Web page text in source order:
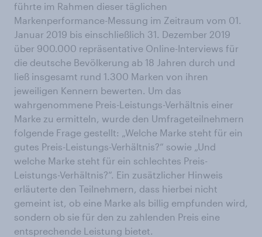
führte im Rahmen dieser täglichen
Markenperformance-Messung im Zeitraum vom 01.
Januar 2019 bis einschließlich 31. Dezember 2019
über 900.000 repräsentative Online-Interviews für
die deutsche Bevölkerung ab 18 Jahren durch und
ließ insgesamt rund 1.300 Marken von ihren
jeweiligen Kennern bewerten. Um das
wahrgenommene Preis-Leistungs-Verhältnis einer
Marke zu ermitteln, wurde den Umfrageteilnehmern
folgende Frage gestellt: „Welche Marke steht für ein
gutes Preis-Leistungs-Verhältnis?“ sowie „Und
welche Marke steht für ein schlechtes Preis-
Leistungs-Verhältnis?“. Ein zusätzlicher Hinweis
erläuterte den Teilnehmern, dass hierbei nicht
gemeint ist, ob eine Marke als billig empfunden wird,
sondern ob sie für den zu zahlenden Preis eine
entsprechende Leistung bietet.